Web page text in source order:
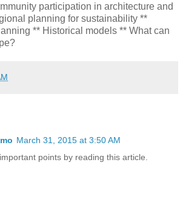
participation in architecture and
planning for sustainability **
** Historical models ** What can
March 31, 2015 at 3:50 AM
points by reading this article.